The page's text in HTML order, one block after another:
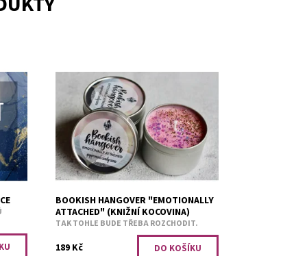
Mátové bonbóny na zchlazení emocí.
Dostupnost:
Skladem 2
Kód:
2757
BOOKISH HANGOVER "EMOTIONALLY
ATTACHED" (KNIŽNÍ KOCOVINA)
TAK TOHLE BUDE TŘEBA ROZCHODIT.
189 Kč